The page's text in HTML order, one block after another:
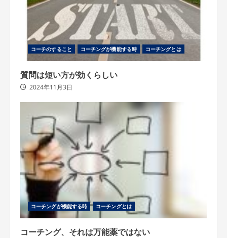
コーチのすること コーチングが機能する時 コーチングとは
質問は短い方が効くらしい
2024年11月3日
コーチングが機能する時 コーチングとは
コーチング、それは万能薬ではない